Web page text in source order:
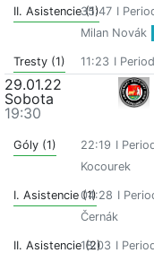
II. Asistencie (1)
35:47 I
Milan Novák
Tresty (1) 11:23 I
29.01.22
Sobota
19:30
Góly (1) 22:19 I
Kocourek
I. Asistencie (1)04:28 I
Černák
II. Asistencie (2)
18:03 I